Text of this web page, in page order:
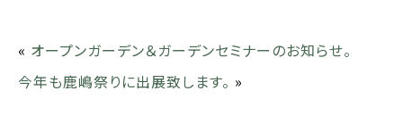
« オープンガーデン＆ガーデンセミナーのお知らせ。
今年も鹿嶋祭りに出展致します。 »